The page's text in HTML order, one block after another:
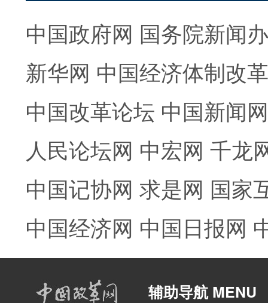
中国政府网 国务院新闻
新华网 中国经济体制改
中国改革论坛 中国新闻网
人民论坛网 中宏网 千龙
中国记协网 求是网 国家
中国经济网 中国日报网
辅助导航 MENU